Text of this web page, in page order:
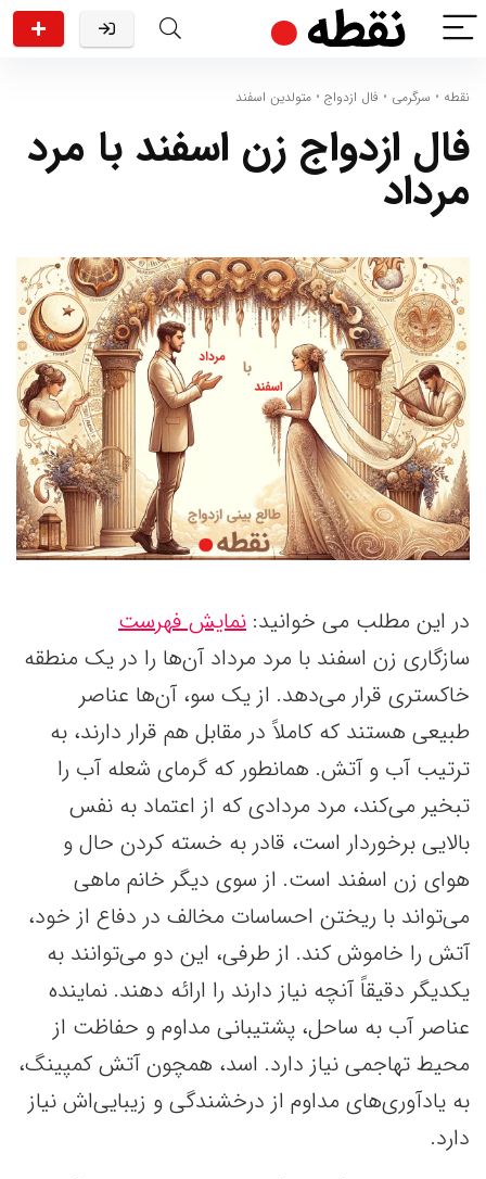
نقطه • سرگرمی • فال ازدواج • متولدین اسفند
فال ازدواج زن اسفند با مرد
مرداد
در این مطلب می خوانید: نمایش فهرست
سازگاری زن اسفند با مرد مرداد آن‌ها را در یک منطقه
خاکستری قرار می‌دهد. از یک سو، آن‌ها عناصر
طبیعی هستند که کاملاً در مقابل هم قرار دارند، به
ترتیب آب و آتش. همانطور که گرمای شعله آب را
تبخیر می‌کند، مرد مردادی که از اعتماد به نفس
بالایی برخوردار است، قادر به خسته کردن حال و
هوای زن اسفند است. از سوی دیگر خانم ماهی
می‌تواند با ریختن احساسات مخالف در دفاع از خود،
آتش را خاموش کند. از طرفی، این دو می‌توانند به
یکدیگر دقیقاً آنچه نیاز دارند را ارائه دهند. نماینده
عناصر آب به ساحل، پشتیبانی مداوم و حفاظت از
محیط تهاجمی نیاز دارد. اسد، همچون آتش کمپینگ،
به یادآوری‌های مداوم از درخشندگی و زیبایی‌اش نیاز
دارد.